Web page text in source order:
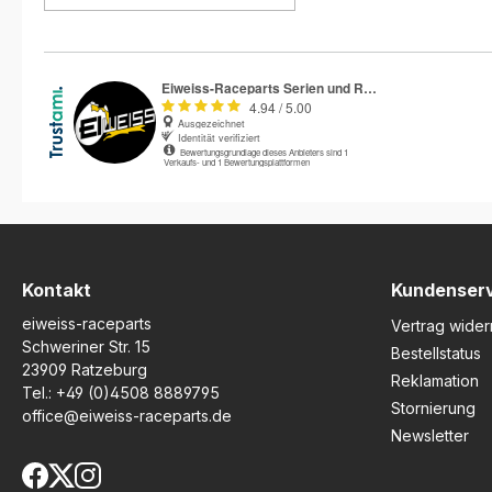
vor Steinschlägen, Kratzern
schützen. Durch die
hochwertigem, stark
haftendem Vinyl bietet
dieser Schutz eine
langlebige Performance in
einem weiten
einzigartige 3D-Gel-Finish
schützt gleichzeitig vor
Blasenbildung. Der
Steinschlagschutz wird
vollständig in England
gefertigt und überzeugt mit
präziser Passform und
hervorragender
der klaren Anleitung gelingt
die Montage mühelos, und
Kontakt
eiweiss-raceparts
Schweriner Str. 15
23909 Ratzeburg
Tel.: +49 (0)4508 8889795
office@eiweiss-raceparts.de
Vertrag
Bestellstatus
Reklamation
Stornierung
Newsletter